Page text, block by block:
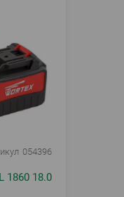
054396
1860 18.0